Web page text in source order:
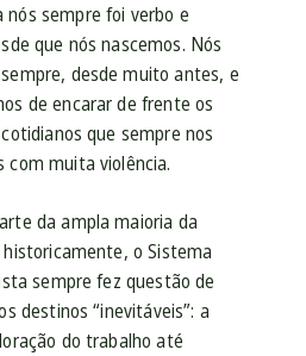
nós sempre foi verbo e
que nós nascemos. Nós
desde muito antes, e
de encarar de frente os
que sempre nos
muita violência.
da ampla maioria da
o Sistema
sempre fez questão de
destinos “inevitáveis”: a
do trabalho até